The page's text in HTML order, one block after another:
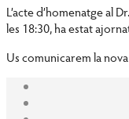
L’acte d’homenatge al
les 18:30, ha estat
Us comunicarem la